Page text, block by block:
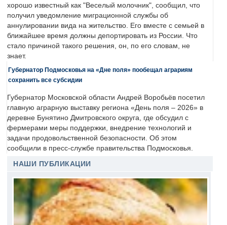
хорошо известный как "Веселый молочник", сообщил, что
получил уведомление миграционной службы об
аннулировании вида на жительство. Его вместе с семьей в
ближайшее время должны депортировать из России. Что
стало причиной такого решения, он, по его словам, не
знает.
Губернатор Подмосковья на «Дне поля» пообещал аграриям
сохранить все субсидии
Губернатор Московской области Андрей Воробьёв посетил
главную аграрную выставку региона «День поля – 2026» в
деревне Бунятино Дмитровского округа, где обсудил с
фермерами меры поддержки, внедрение технологий и
задачи продовольственной безопасности. Об этом
сообщили в пресс-службе правительства Подмосковья.
НАШИ ПУБЛИКАЦИИ